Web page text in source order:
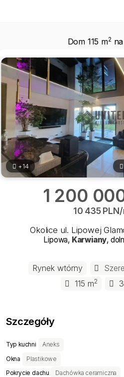
Dom 115 m2
+14
1 200
10 435
Okolice ul. Lipowej
Lipowa, Karwiany,
Rynek wtórny
115 m2
Szczegóły
Typ kuchni Aneks
Okna Plastikowe
Pokrycie dachu Dachówka ceramiczna